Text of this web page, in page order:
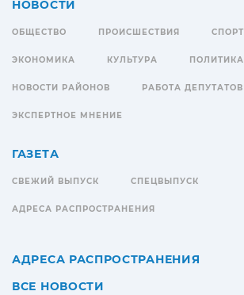
НОВОСТИ
ОБЩЕСТВО ПРОИСШЕСТВИЯ СПОРТ
ЭКОНОМИКА КУЛЬТУРА ПОЛИТИКА
НОВОСТИ РАЙОНОВ РАБОТА ДЕПУТАТОВ
ЭКСПЕРТНОЕ МНЕНИЕ
ГАЗЕТА
СВЕЖИЙ ВЫПУСК СПЕЦВЫПУСК
АДРЕСА РАСПРОСТРАНЕНИЯ
АДРЕСА РАСПРОСТРАНЕНИЯ
ВСЕ НОВОСТИ